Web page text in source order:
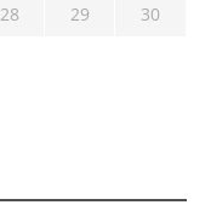
28 29
30